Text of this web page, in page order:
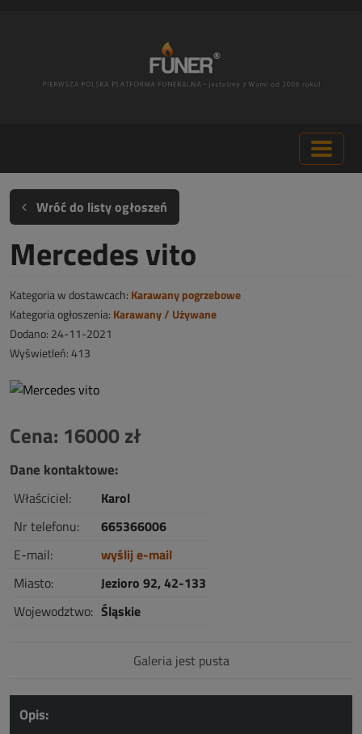
Wróć do listy ogłoszeń
Mercedes vito
Kategoria w dostawcach: Karawany pogrzebowe
Kategoria ogłoszenia: Karawany / Używane
Dodano: 24-11-2021
Wyświetleń: 413
Cena: 16000 zł
Dane kontaktowe:
Właściciel:
Karol
Nr telefonu:
665366006
E-mail:
wyślij e-mail
Miasto:
Jezioro 92, 42-133
Wojewodztwo: Śląskie
Galeria jest pusta
Opis: